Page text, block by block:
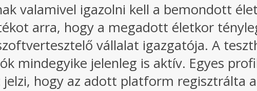
valamivel igazolni kell a bemondott
arra, hogy a megadott életkor
vállalat igazgatója. A
mindegyike jelenleg is aktív. Egyes
hogy az adott platform regisztrálta